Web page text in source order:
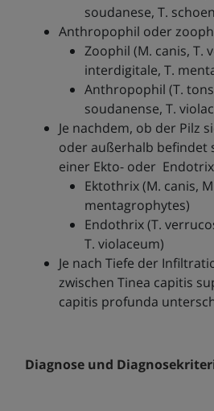
soudanese, T.
Anthropophil oder
Zoophil (M. canis, T.
interdigitale, T.
Anthropophil (T.
soudanense, T.
Je nachdem, ob der Pilz
oder außerhalb befindet
einer Ekto- oder
Ektothrix (M. canis,
mentagrophytes)
Endothrix (T.
T. violaceum)
Je nach Tiefe der
zwischen Tinea capitis
capitis profunda
Diagnose und